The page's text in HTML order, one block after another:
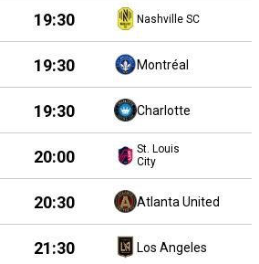
19:30 Nashville SC
19:30 Montréal
19:30 Charlotte
20:00
St. Louis
City
20:30 Atlanta United
21:30 Los Angeles